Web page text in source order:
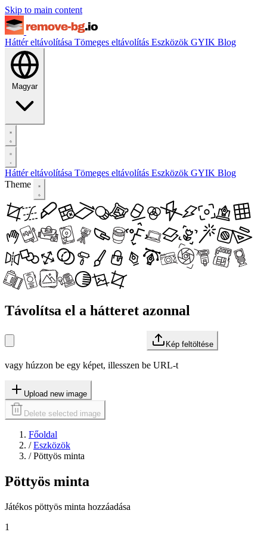
Skip to main content
Háttér eltávolítása Tömeges eltávolítás Eszközök GYIK Blog
Magyar
Háttér eltávolítása Tömeges eltávolítás Eszközök GYIK Blog
Theme
Távolítsa el a hátteret azonnal
Kép feltöltése
vagy húzzon be egy képet, illesszen be URL-t
Upload new image
Delete selected image
Főoldal
/ Eszközök
/ Pöttyös minta
Pöttyös minta
Játékos pöttyös minta hozzáadása
1